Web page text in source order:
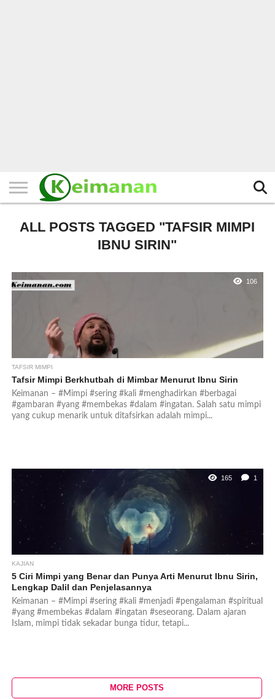
ALL POSTS TAGGED "TAFSIR MIMPI
IBNU SIRIN"
106
TAFSIR MIMPI
Tafsir Mimpi Berkhutbah di Mimbar Menurut Ibnu Sirin
Keimanan – #Mimpi #sering #kali #menghadirkan #berbagai
#gambaran #yang #membekas #dalam #ingatan. Salah satu mimpi
yang cukup menarik untuk ditafsirkan adalah mimpi...
165 1
KAJIAN
5 Ciri Mimpi yang Benar dan Punya Arti Menurut Ibnu Sirin,
Lengkap Dalil dan Penjelasannya
Keimanan – #Mimpi #sering #kali #menjadi #pengalaman #spiritual
#yang #membekas #dalam #ingatan #seseorang. Dalam ajaran
Islam, mimpi tidak sekadar bunga tidur, tetapi...
MORE POSTS